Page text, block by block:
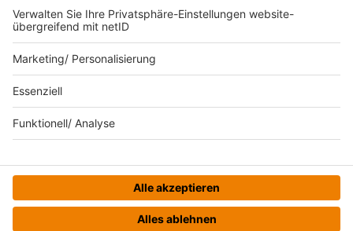
Die neuesten Updates für deinen
© bigKARRIERE - Eine Marke der Audiotainment Südwest
GmbH & Co. KG